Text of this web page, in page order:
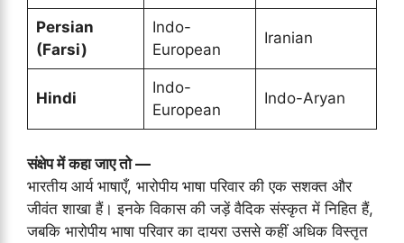
Persian
(Farsi)
Indo-
European
Iranian
Hindi
Indo-
European
Indo-Aryan
संक्षेप में कहा जाए तो —
भारतीय आर्य भाषाएँ, भारोपीय भाषा परिवार की एक सशक्त और
जीवंत शाखा हैं। इनके विकास की जड़ें वैदिक संस्कृत में निहित हैं,
जबकि भारोपीय भाषा परिवार का दायरा उससे कहीं अधिक विस्तृत